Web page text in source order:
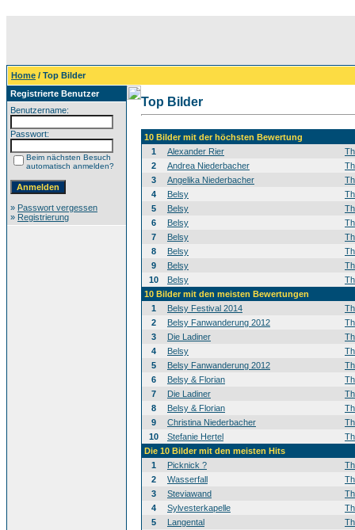
Home / Top Bilder
Registrierte Benutzer
Benutzername:
Passwort:
Beim nächsten Besuch
automatisch anmelden?
» Passwort vergessen
» Registrierung
Top Bilder
10 Bilder mit der höchsten Bewertung
1
Alexander Rier
2
Andrea Niederbacher
3
Angelika Niederbacher
4
Belsy
5
Belsy
6
Belsy
7
Belsy
8
Belsy
9
Belsy
10
Belsy
10 Bilder mit den meisten Bewertungen
1
Belsy Festival 2014
2
Belsy Fanwanderung 2012
3
Die Ladiner
4
Belsy
5
Belsy Fanwanderung 2012
6
Belsy & Florian
7
Die Ladiner
8
Belsy & Florian
9
Christina Niederbacher
10
Stefanie Hertel
Die 10 Bilder mit den meisten Hits
1
Picknick ?
2
Wasserfall
3
Steviawand
4
Sylvesterkapelle
5
Langental